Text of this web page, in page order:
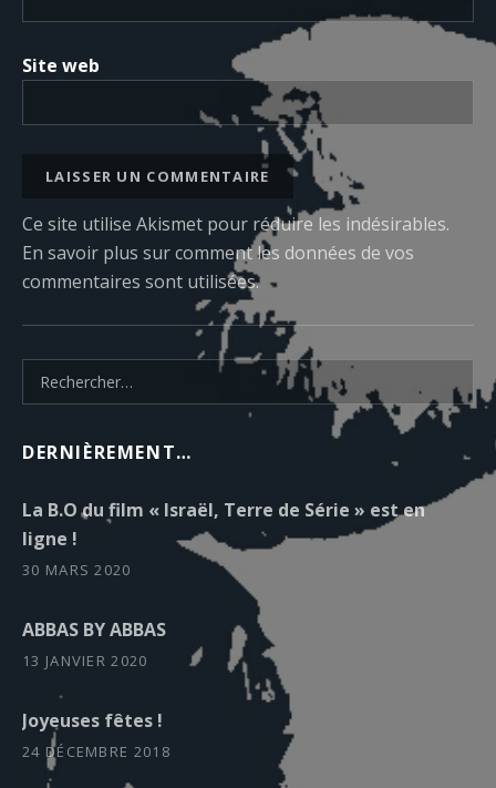
Site web
Ce site utilise Akismet pour réduire les indésirables.
En savoir plus sur comment les données de vos
commentaires sont utilisées.
Rechercher :
DERNIÈREMENT…
La B.O du film « Israël, Terre de Série » est en
ligne !
30 MARS 2020
ABBAS BY ABBAS
13 JANVIER 2020
Joyeuses fêtes !
24 DÉCEMBRE 2018